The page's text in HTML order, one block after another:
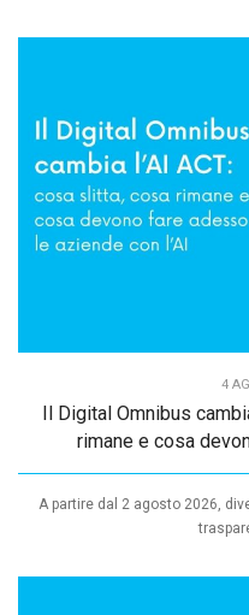
4
Il Digital Omnibus
rimane e cosa
A partire dal 2 agosto 2026,